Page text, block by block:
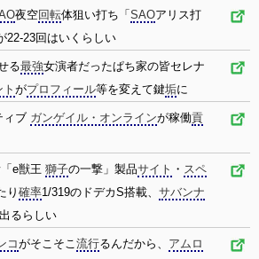
夜空回転体狙い打ち「 SAOアリス打
22-23回はいくらしい
る最強女演者だったぱち家の皆セレナ
がプロフィール等を変えて鍵垢に
ィブ ガンゲイル・オンラインが稼働貢
e獣王 獅子の一撃」製品サイト ・ スペ
り 確率1/319のドデカS搭載、 サバンナ
るらしい
コがそこそこ流行るんだから、 アムロ